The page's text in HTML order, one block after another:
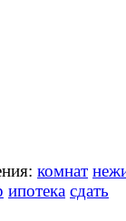
комнат
ипотека сдать